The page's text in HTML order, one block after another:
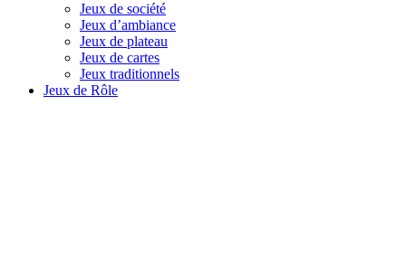
Jeux de société
Jeux d’ambiance
Jeux de plateau
Jeux de cartes
Jeux traditionnels
Jeux de Rôle